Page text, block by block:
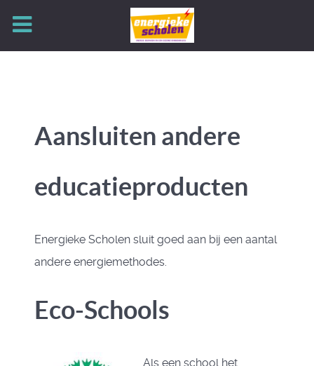
Aansluiten andere
educatieproducten
Energieke Scholen sluit goed aan bij een aantal
andere energiemethodes.
Eco-Schools
Als een school het